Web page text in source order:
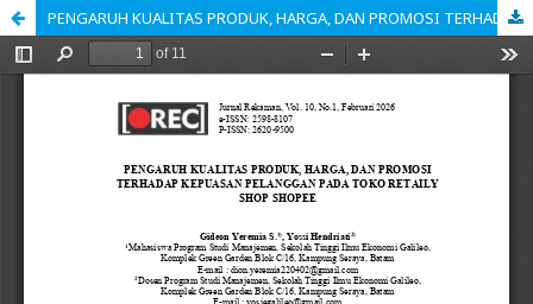
PENGARUH KUALITAS PRODUK, HARGA, DAN PROMOSI TERHADAP KEPUASAN PELANGGAN PADA TOKO RETAILY SHOP SHOPEE